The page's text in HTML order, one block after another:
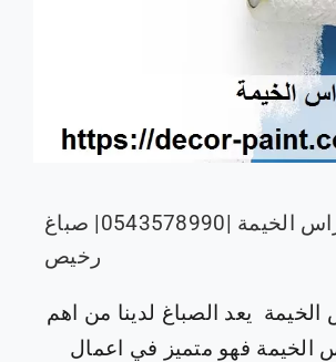
صباغ في راس الخيمة |0543578990| صباغ
رخيص
يعد الصباغ لدينا من اهم
الخيمة فهو متميز في اعمال